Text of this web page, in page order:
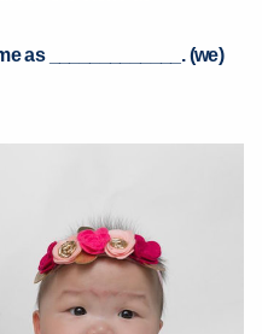
as _____________. (we)